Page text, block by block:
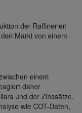
der Raffinerien
Markt von einem
einem
daher
und der Zinssätze,
wie COT-Daten,